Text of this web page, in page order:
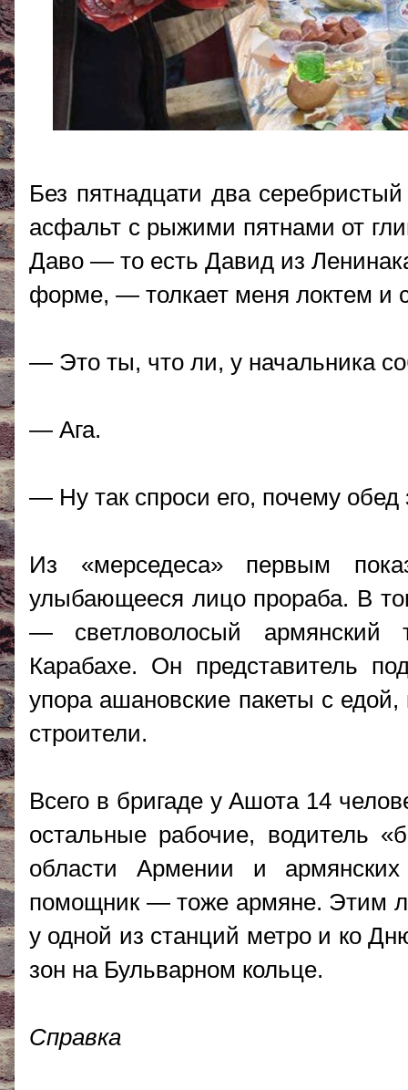
Без пятнадцати два
асфальт с рыжими пятнами от
Даво — то есть Давид из
форме, — толкает меня локтем и
— Это ты, что ли, у начальника
— Ага.
— Ну так спроси его, почему
Из «мерседеса» первым
улыбающееся лицо прораба. В
— светловолосый армянский
Карабахе. Он представитель
упора ашановские пакеты с
строители.
Всего в бригаде у Ашота 14
остальные рабочие, водитель
области Армении и
помощник — тоже армяне. Этим
у одной из станций метро и ко
зон на Бульварном кольце.
Справка